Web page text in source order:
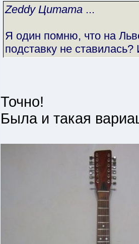
Zeddy Цитата ...
Я один помню, что на
подставку не
Точно!
Была и такая